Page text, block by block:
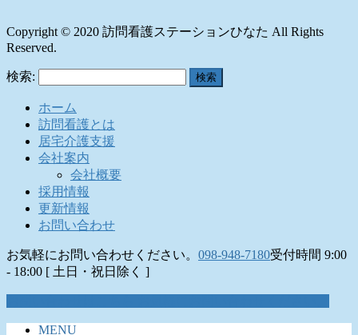
Copyright © 2020 訪問看護ステーションひなた All Rights
Reserved.
検索:
ホーム
訪問看護とは
居宅介護支援
会社案内
会社概要
採用情報
更新情報
お問い合わせ
お気軽にお問い合わせください。 098-948-7180受付時間 9:00
- 18:00 [ 土日・祝日除く ]
MENU